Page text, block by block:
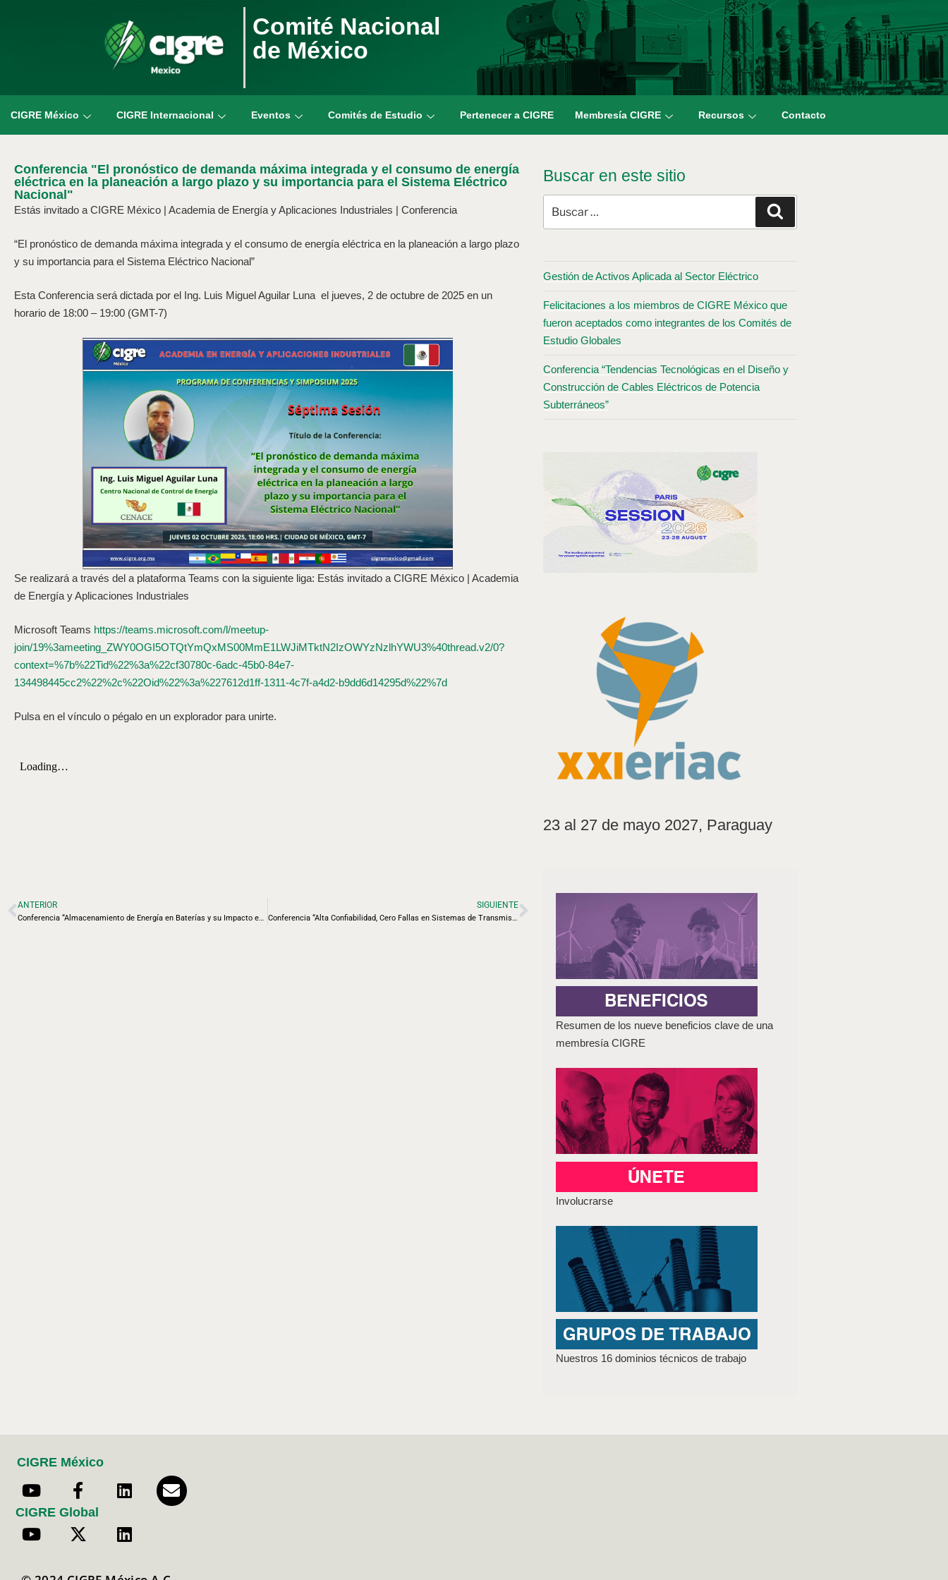
Comité Nacional
de México
CIGRE México CIGRE Internacional Eventos Comités de Estudio Pertenecer a CIGRE Membresía CIGRE Recursos Contacto
Conferencia "El pronóstico de demanda máxima integrada y el consumo de energía
eléctrica en la planeación a largo plazo y su importancia para el Sistema Eléctrico
Nacional"
Estás invitado a CIGRE México | Academia de Energía y Aplicaciones Industriales | Conferencia
“El pronóstico de demanda máxima integrada y el consumo de energía eléctrica en la planeación a largo plazo
y su importancia para el Sistema Eléctrico Nacional”
Esta Conferencia será dictada por el Ing. Luis Miguel Aguilar Luna el jueves, 2 de octubre de 2025 en un
horario de 18:00 – 19:00 (GMT-7)
Se realizará a través del a plataforma Teams con la siguiente liga: Estás invitado a CIGRE México | Academia
de Energía y Aplicaciones Industriales
Microsoft Teams https://teams.microsoft.com/l/meetup-
join/19%3ameeting_ZWY0OGI5OTQtYmQxMS00MmE1LWJiMTktN2IzOWYzNzlhYWU3%40thread.v2/0?
context=%7b%22Tid%22%3a%22cf30780c-6adc-45b0-84e7-
134498445cc2%22%2c%22Oid%22%3a%227612d1ff-1311-4c7f-a4d2-b9dd6d14295d%22%7d
Pulsa en el vínculo o pégalo en un explorador para unirte.
ANTERIOR
Conferencia “Almacenamiento de Energía en Baterías y su Impacto en la Resiliencia del Sistema ante Transitorios de Potencia”
SIGUIENTE
Conferencia “Alta Confiabilidad, Cero Fallas en Sistemas de Transmisión Subterráneos y Submarinos”
Buscar en este sitio
Gestión de Activos Aplicada al Sector Eléctrico
Felicitaciones a los miembros de CIGRE México que
fueron aceptados como integrantes de los Comités de
Estudio Globales
Conferencia “Tendencias Tecnológicas en el Diseño y
Construcción de Cables Eléctricos de Potencia
Subterráneos”
23 al 27 de mayo 2027, Paraguay
Resumen de los nueve beneficios clave de una
membresía CIGRE
Involucrarse
Nuestros 16 dominios técnicos de trabajo
CIGRE México
CIGRE Global